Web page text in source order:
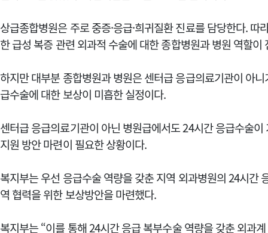
상급종합병원은 주로 중증·응급·희귀질환 진료를 담당한다.
한 급성 복증 관련 외과적 수술에 대한 종합병원과 병원 역할
하지만 대부분 종합병원과 병원은 센터급 응급의료기관이 아
급수술에 대한 보상이 미흡한 실정이다.
센터급 응급의료기관이 아닌 병원급에서도 24시간 응급수술
지원 방안 마련이 필요한 상황이다.
복지부는 우선 응급수술 역량을 갖춘 지역 외과병원의 24시간
역 협력을 위한 보상방안을 마련했다.
복지부는 “이를 통해 24시간 응급 복부수술 역량을 갖춘 외과